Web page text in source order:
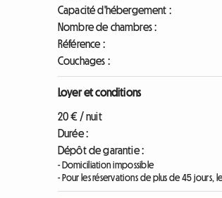
Capacité d'hébergement :
Nombre de chambres :
Référence :
Couchages :
Loyer et conditions
20 € / nuit
Durée :
Dépôt de garantie :
- Domiciliation impossible
- Pour les réservations de plus de 45